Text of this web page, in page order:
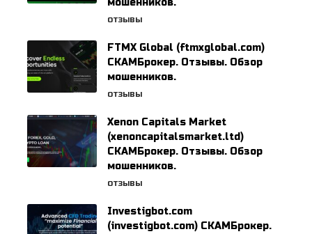
мошенников.
ОТЗЫВЫ
FTMX Global (ftmxglobal.com)
СКАМБрокер. Отзывы. Обзор
мошенников.
ОТЗЫВЫ
Xenon Capitals Market
(xenoncapitalsmarket.ltd)
СКАМБрокер. Отзывы. Обзор
мошенников.
ОТЗЫВЫ
Investigbot.com
(investigbot.com) СКАМБрокер.